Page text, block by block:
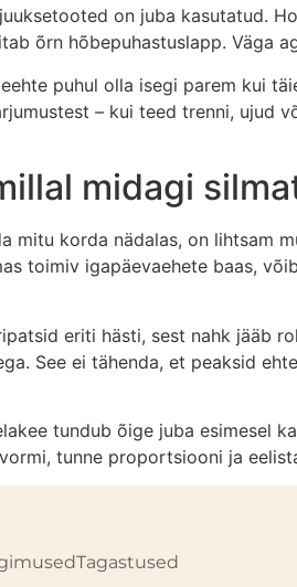
on juba kasutatud.
õrn hõbepuhastuslapp. Väga
puhul olla isegi parem kui
– kui teed trenni, ujud
midagi
mitu korda nädalas, on lihtsam
toimiv igapäevaehete baas,
eriti hästi, sest nahk jääb
See ei tähenda, et peaksid
tundub õige juba esimesel
tunne proportsiooni ja
Tagastused